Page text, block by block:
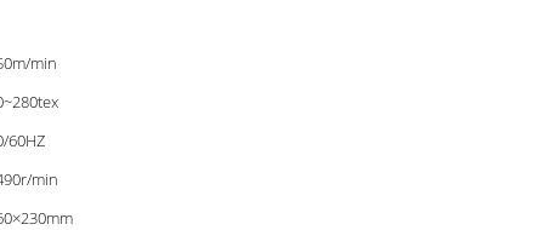
min
60HZ
min